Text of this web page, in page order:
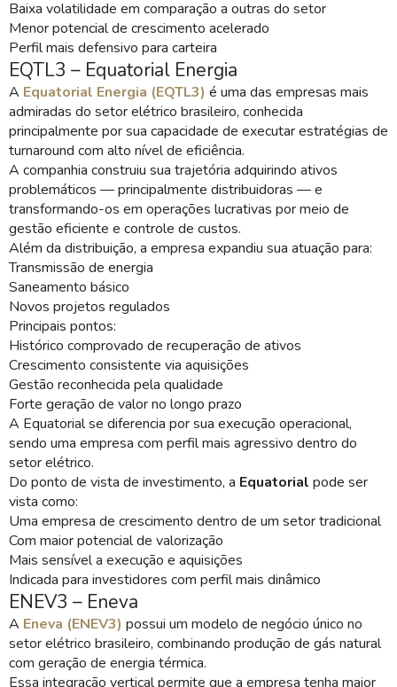
Baixa volatilidade em comparação a outras do setor
Menor potencial de crescimento acelerado
Perfil mais defensivo para carteira
EQTL3 – Equatorial Energia
A Equatorial Energia (EQTL3) é uma das empresas mais
admiradas do setor elétrico brasileiro, conhecida
principalmente por sua capacidade de executar estratégias de
turnaround com alto nível de eficiência.
A companhia construiu sua trajetória adquirindo ativos
problemáticos — principalmente distribuidoras — e
transformando-os em operações lucrativas por meio de
gestão eficiente e controle de custos.
Além da distribuição, a empresa expandiu sua atuação para:
Transmissão de energia
Saneamento básico
Novos projetos regulados
Principais pontos:
Histórico comprovado de recuperação de ativos
Crescimento consistente via aquisições
Gestão reconhecida pela qualidade
Forte geração de valor no longo prazo
A Equatorial se diferencia por sua execução operacional,
sendo uma empresa com perfil mais agressivo dentro do
setor elétrico.
Do ponto de vista de investimento, a Equatorial pode ser
vista como:
Uma empresa de crescimento dentro de um setor tradicional
Com maior potencial de valorização
Mais sensível a execução e aquisições
Indicada para investidores com perfil mais dinâmico
ENEV3 – Eneva
A Eneva (ENEV3) possui um modelo de negócio único no
setor elétrico brasileiro, combinando produção de gás natural
com geração de energia térmica.
Essa integração vertical permite que a empresa tenha maior